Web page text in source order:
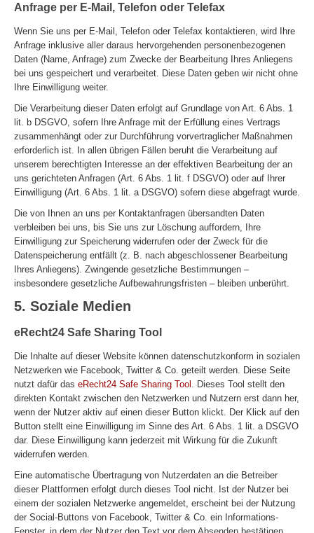
Anfrage per E-Mail, Telefon oder Telefax
Wenn Sie uns per E-Mail, Telefon oder Telefax kontaktieren, wird Ihre
Anfrage inklusive aller daraus hervorgehenden personenbezogenen
Daten (Name, Anfrage) zum Zwecke der Bearbeitung Ihres Anliegens
bei uns gespeichert und verarbeitet. Diese Daten geben wir nicht ohne
Ihre Einwilligung weiter.
Die Verarbeitung dieser Daten erfolgt auf Grundlage von Art. 6 Abs. 1
lit. b DSGVO, sofern Ihre Anfrage mit der Erfüllung eines Vertrags
zusammenhängt oder zur Durchführung vorvertraglicher Maßnahmen
erforderlich ist. In allen übrigen Fällen beruht die Verarbeitung auf
unserem berechtigten Interesse an der effektiven Bearbeitung der an
uns gerichteten Anfragen (Art. 6 Abs. 1 lit. f DSGVO) oder auf Ihrer
Einwilligung (Art. 6 Abs. 1 lit. a DSGVO) sofern diese abgefragt wurde.
Die von Ihnen an uns per Kontaktanfragen übersandten Daten
verbleiben bei uns, bis Sie uns zur Löschung auffordern, Ihre
Einwilligung zur Speicherung widerrufen oder der Zweck für die
Datenspeicherung entfällt (z. B. nach abgeschlossener Bearbeitung
Ihres Anliegens). Zwingende gesetzliche Bestimmungen –
insbesondere gesetzliche Aufbewahrungsfristen – bleiben unberührt.
5. Soziale Medien
eRecht24 Safe Sharing Tool
Die Inhalte auf dieser Website können datenschutzkonform in sozialen
Netzwerken wie Facebook, Twitter & Co. geteilt werden. Diese Seite
nutzt dafür das eRecht24 Safe Sharing Tool . Dieses Tool stellt den
direkten Kontakt zwischen den Netzwerken und Nutzern erst dann her,
wenn der Nutzer aktiv auf einen dieser Button klickt. Der Klick auf den
Button stellt eine Einwilligung im Sinne des Art. 6 Abs. 1 lit. a DSGVO
dar. Diese Einwilligung kann jederzeit mit Wirkung für die Zukunft
widerrufen werden.
Eine automatische Übertragung von Nutzerdaten an die Betreiber
dieser Plattformen erfolgt durch dieses Tool nicht. Ist der Nutzer bei
einem der sozialen Netzwerke angemeldet, erscheint bei der Nutzung
der Social-Buttons von Facebook, Twitter & Co. ein Informations-